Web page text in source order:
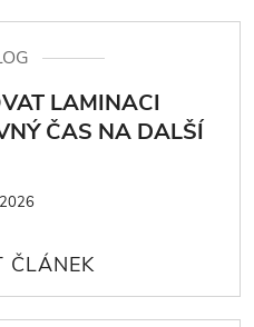
LAMINACI
ČAS NA DALŠÍ